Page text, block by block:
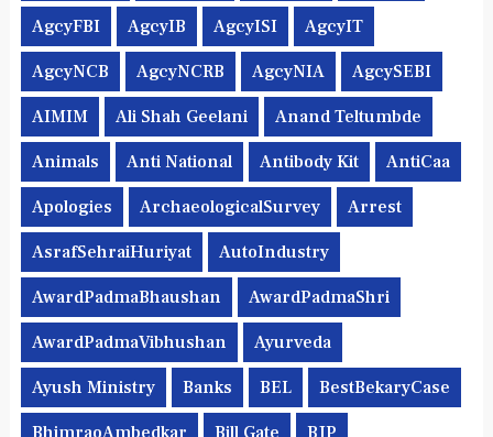
AgcyFBI AgcyIB AgcyISI AgcyIT
AgcyNCB AgcyNCRB AgcyNIA AgcySEBI
AIMIM Ali Shah Geelani Anand Teltumbde
Animals Anti National Antibody Kit AntiCaa
Apologies ArchaeologicalSurvey Arrest
AsrafSehraiHuriyat AutoIndustry
AwardPadmaBhaushan AwardPadmaShri
AwardPadmaVibhushan Ayurveda
Ayush Ministry Banks BEL BestBekaryCase
BhimraoAmbedkar Bill Gate BJP